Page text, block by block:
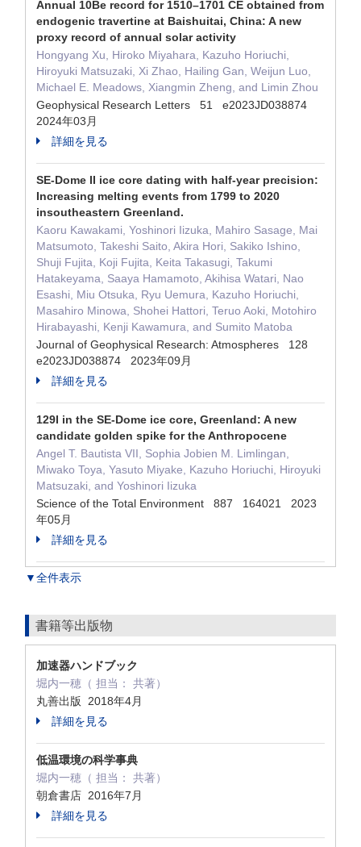
Annual 10Be record for 1510–1701 CE obtained from
endogenic travertine at Baishuitai, China: A new
proxy record of annual solar activity
Hongyang Xu, Hiroko Miyahara, Kazuho Horiuchi,
Hiroyuki Matsuzaki, Xi Zhao, Hailing Gan, Weijun Luo,
Michael E. Meadows, Xiangmin Zheng, and Limin Zhou
Geophysical Research Letters 51 e2023JD038874
2024年03月
詳細を見る
SE-Dome II ice core dating with half-year precision:
Increasing melting events from 1799 to 2020
insoutheastern Greenland.
Kaoru Kawakami, Yoshinori Iizuka, Mahiro Sasage, Mai
Matsumoto, Takeshi Saito, Akira Hori, Sakiko Ishino,
Shuji Fujita, Koji Fujita, Keita Takasugi, Takumi
Hatakeyama, Saaya Hamamoto, Akihisa Watari, Nao
Esashi, Miu Otsuka, Ryu Uemura, Kazuho Horiuchi,
Masahiro Minowa, Shohei Hattori, Teruo Aoki, Motohiro
Hirabayashi, Kenji Kawamura, and Sumito Matoba
Journal of Geophysical Research: Atmospheres 128
e2023JD038874 2023年09月
詳細を見る
129I in the SE-Dome ice core, Greenland: A new
candidate golden spike for the Anthropocene
Angel T. Bautista VII, Sophia Jobien M. Limlingan,
Miwako Toya, Yasuto Miyake, Kazuho Horiuchi, Hiroyuki
Matsuzaki, and Yoshinori Iizuka
Science of the Total Environment 887 164021 2023
年05月
詳細を見る
▼全件表示
書籍等出版物
加速器ハンドブック
堀内一穂（ 担当： 共著）
丸善出版 2018年4月
詳細を見る
低温環境の科学事典
堀内一穂（ 担当： 共著）
朝倉書店 2016年7月
詳細を見る